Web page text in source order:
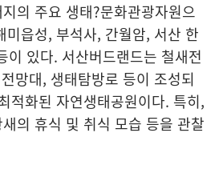
의 주요 생태?문화관광자원으
미읍성, 부석사, 간월암, 서산 한
이 있다. 서산버드랜드는 철새전
망대, 생태탐방로 등이 조성되
적화된 자연생태공원이다. 특히,
의 휴식 및 취식 모습 등을 관찰